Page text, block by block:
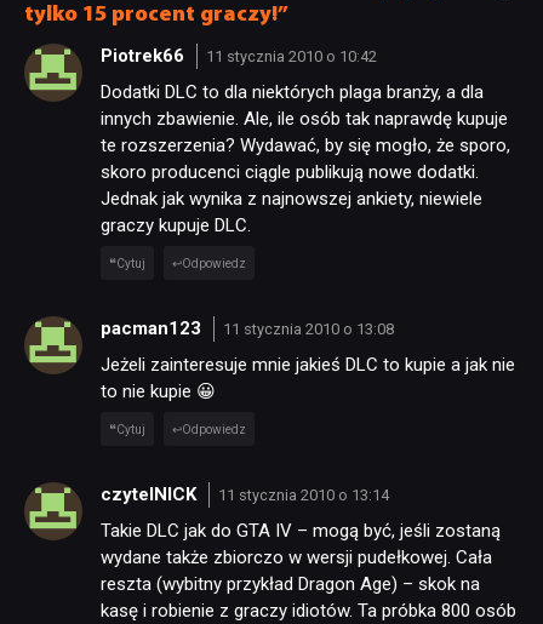
tylko 15 procent graczy!”
Piotrek66 11 stycznia 2010 o 10:42
Dodatki DLC to dla niektórych plaga branży, a dla
innych zbawienie. Ale, ile osób tak naprawdę kupuje
te rozszerzenia? Wydawać, by się mogło, że sporo,
skoro producenci ciągle publikują nowe dodatki.
Jednak jak wynika z najnowszej ankiety, niewiele
graczy kupuje DLC.
Cytuj Odpowiedz
pacman123 11 stycznia 2010 o 13:08
Jeżeli zainteresuje mnie jakieś DLC to kupie a jak nie
to nie kupie 😀
Cytuj Odpowiedz
czytelNICK 11 stycznia 2010 o 13:14
Takie DLC jak do GTA IV – mogą być, jeśli zostaną
wydane także zbiorczo w wersji pudełkowej. Cała
reszta (wybitny przykład Dragon Age) – skok na
kasę i robienie z graczy idiotów. Ta próbka 800 osób